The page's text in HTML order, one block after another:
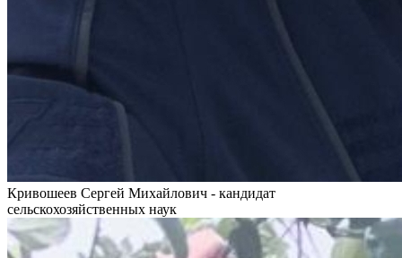
Кривошеев Сергей Михайлович - кандидат
сельскохозяйственных наук